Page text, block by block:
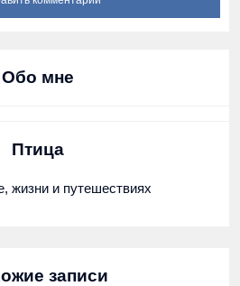
Обо мне
Птица
жизни и путешествиях
записи